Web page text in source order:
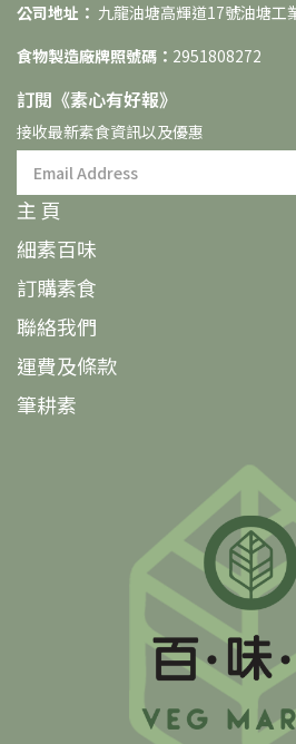
公司地址： 九龍油塘高輝道17號油塘工
食物製造廠牌照號碼： 2951808272
訂閱《素⼼有好報》
接收最新素食資訊以及優惠
主 頁
細素百味
訂購素食
聯絡我們
運費及條款
筆耕素